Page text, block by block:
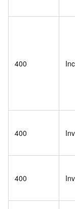
400
400
400